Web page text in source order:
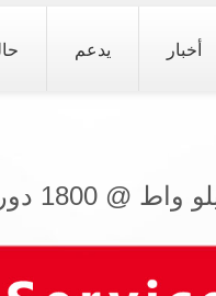
يدعم أخبار